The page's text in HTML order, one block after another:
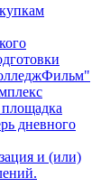
дневного
и (или)